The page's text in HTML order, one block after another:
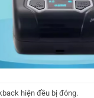
hiện đều bị đóng.